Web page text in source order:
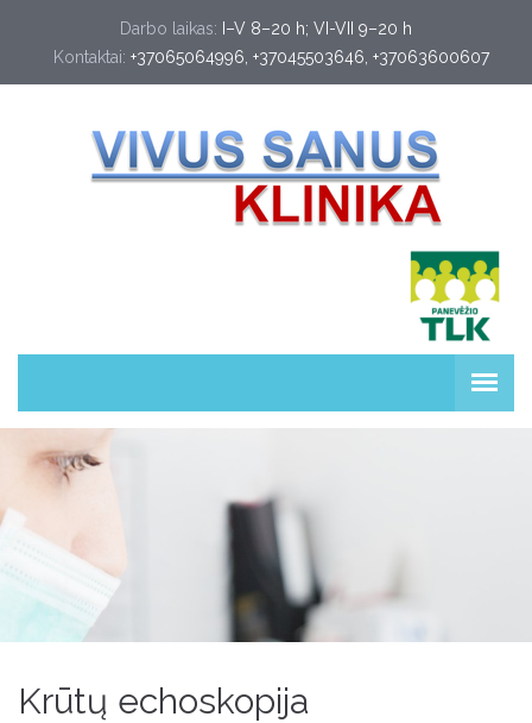
Darbo laikas: I–V 8–20 h; VI-VII 9–20 h
Kontaktai: +37065064996 +37045503646 +37063600607
Krūtų echoskopija